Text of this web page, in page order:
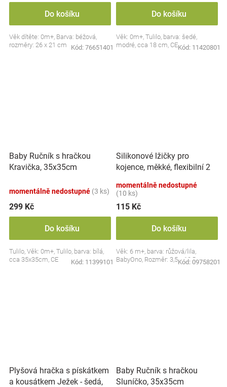
Do košíku
Věk dítěte: 0m+, Barva: béžová,
rozměry: 26 x 21 cm
Kód: 76651401
Do košíku
Věk: 0m+, Tulilo, barva: šedé,
modré, cca 18 cm, CEKód: 11420801
Baby Ručník s hračkou
Kravička, 35x35cm
momentálně nedostupné (3 ks)
299 Kč
Do košíku
Tulilo, Věk: 0m+, Tulilo, barva: bílá,
cca 35x35cm, CE
Kód: 11399101
Silikonové lžičky pro
kojence, měkké, flexibilní 2
momentálně nedostupné
(10 ks)
115 Kč
Do košíku
Věk: 6 m+, barva: růžová/lila,
BabyOno, Rozměr: 3,5 x 10,5 cm
Kód: 09758201
Plyšová hračka s pískátkem
a kousátkem Ježek - šedá,
Baby Ručník s hračkou
Sluníčko, 35x35cm